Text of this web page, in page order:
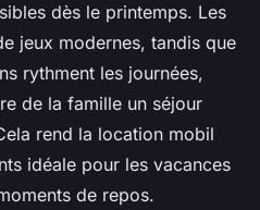
dès le printemps. Les
jeux modernes, tandis que
rythment les journées,
de la famille un séjour
rend la location mobil
idéale pour les vacances
de repos.